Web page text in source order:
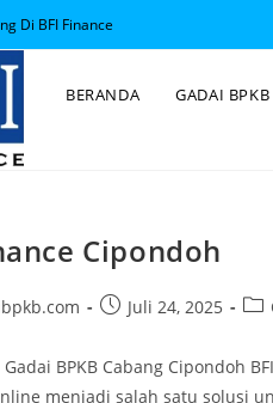
Di BFI Finance
BERANDA GADAI
Cipondoh
Juli 24, 2025
Gadai BPKB Cabang Cipondoh
menjadi salah satu solusi